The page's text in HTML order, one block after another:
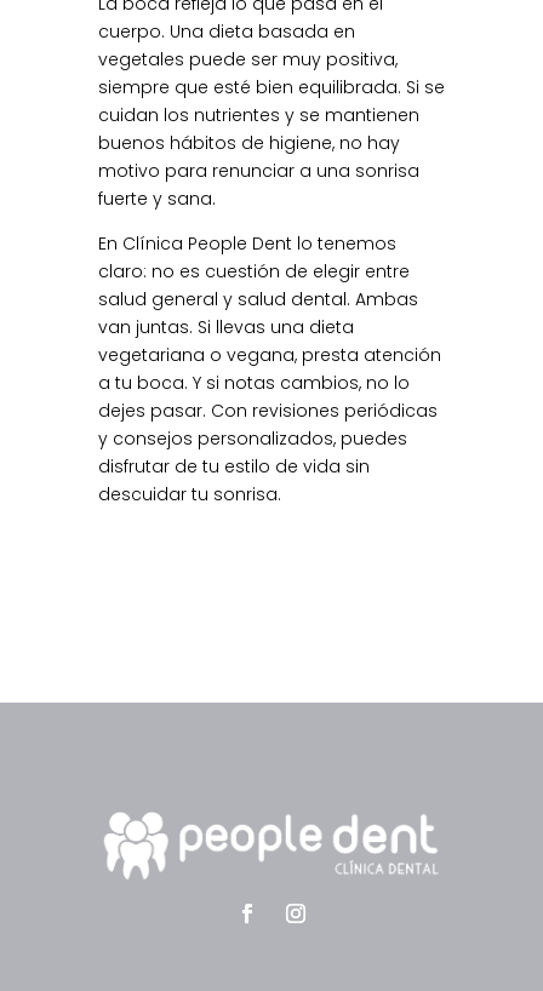
cuerpo. Una dieta basada en
vegetales puede ser muy positiva,
siempre que esté bien equilibrada. Si se
cuidan los nutrientes y se mantienen
buenos hábitos de higiene, no hay
motivo para renunciar a una sonrisa
fuerte y sana.
En Clínica People Dent lo tenemos
claro: no es cuestión de elegir entre
salud general y salud dental. Ambas
van juntas. Si llevas una dieta
vegetariana o vegana, presta atención
a tu boca. Y si notas cambios, no lo
dejes pasar. Con revisiones periódicas
y consejos personalizados, puedes
disfrutar de tu estilo de vida sin
descuidar tu sonrisa.